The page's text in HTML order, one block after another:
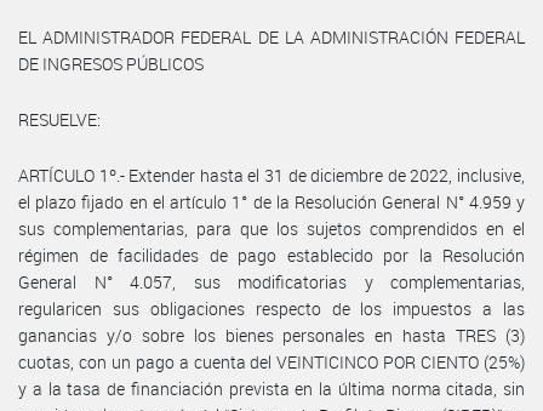
EL ADMINISTRADOR FEDERAL DE LA ADMINISTRACIÓN FEDERAL
DE INGRESOS PÚBLICOS
RESUELVE:
ARTÍCULO 1º.- Extender hasta el 31 de diciembre de 2022, inclusive,
el plazo fijado en el artículo 1° de la Resolución General N° 4.959 y
sus complementarias, para que los sujetos comprendidos en el
régimen de facilidades de pago establecido por la Resolución
General N° 4.057, sus modificatorias y complementarias,
regularicen sus obligaciones respecto de los impuestos a las
ganancias y/o sobre los bienes personales en hasta TRES (3)
cuotas, con un pago a cuenta del VEINTICINCO POR CIENTO (25%)
y a la tasa de financiación prevista en la última norma citada, sin